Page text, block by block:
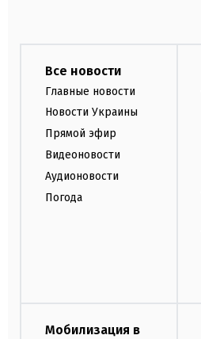
Все новости
Главные новости
Новости Украины
Прямой эфир
Видеоновости
Аудионовости
Погода
Мобилизация в